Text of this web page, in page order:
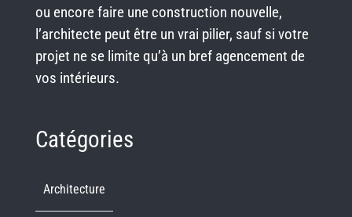
ou encore faire une construction nouvelle,
l’architecte peut être un vrai pilier, sauf si votre
projet ne se limite qu’à un bref agencement de
vos intérieurs.
Catégories
Architecture